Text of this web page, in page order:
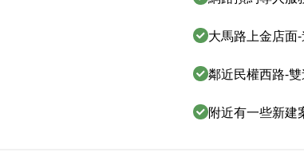
大馬路上金店面
鄰近民權西路-
附近有一些新建